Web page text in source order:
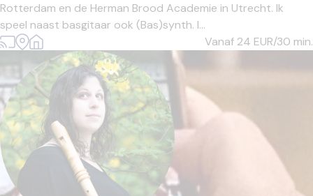
Rotterdam en de Herman Brood Academie in Utrecht. Ik
speel naast basgitaar ook (Bas)synth. I...
Vanaf 24 EUR/30 min.